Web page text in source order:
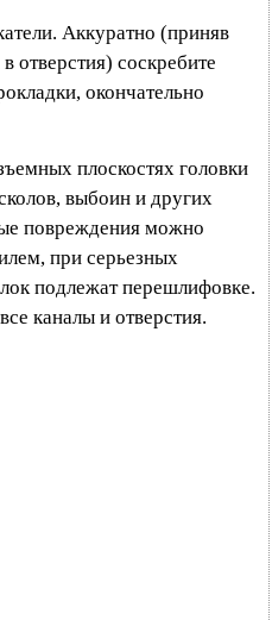
Аккуратно (приняв
отверстия) соскребите
окончательно
плоскостях головки
выбоин и других
повреждения можно
при серьезных
подлежат перешлифовке.
каналы и отверстия.